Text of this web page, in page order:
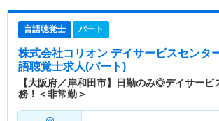
言語聴覚士 パート
株式会社コリオン デイサービスセンタ
語聴覚士求人(パート)
【大阪府／岸和田市】日勤のみ◎デイサービ
務！＜非常勤＞